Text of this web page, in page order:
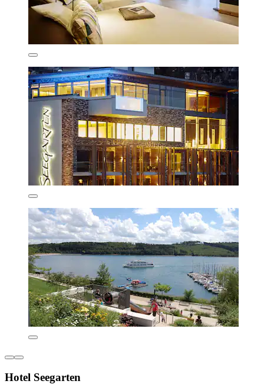
Hotel Seegarten